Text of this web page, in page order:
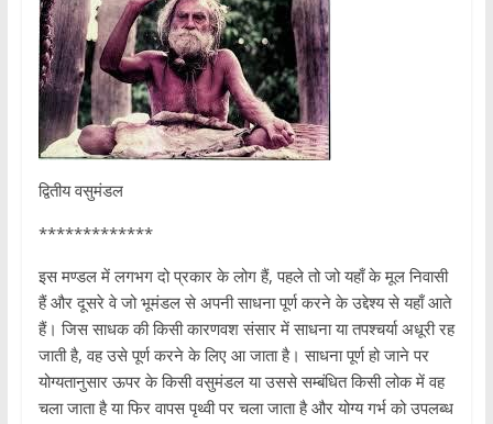
द्वितीय वसुमंडल
*************
इस मण्डल में लगभग दो प्रकार के लोग हैं, पहले तो जो यहाँ के मूल निवासी
हैं और दूसरे वे जो भूमंडल से अपनी साधना पूर्ण करने के उद्देश्य से यहाँ आते
हैं। जिस साधक की किसी कारणवश संसार में साधना या तपश्चर्या अधूरी रह
जाती है, वह उसे पूर्ण करने के लिए आ जाता है। साधना पूर्ण हो जाने पर
योग्यतानुसार ऊपर के किसी वसुमंडल या उससे सम्बंधित किसी लोक में वह
चला जाता है या फिर वापस पृथ्वी पर चला जाता है और योग्य गर्भ को उपलब्ध